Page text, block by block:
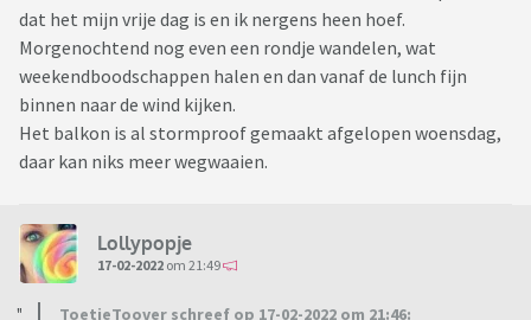
dat het mijn vrije dag is en ik nergens heen hoef.
Morgenochtend nog even een rondje wandelen, wat
weekendboodschappen halen en dan vanaf de lunch fijn
binnen naar de wind kijken.
Het balkon is al stormproof gemaakt afgelopen woensdag,
daar kan niks meer wegwaaien.
Lollypopje
17-02-2022 om 21:49
ToetieToover schreef op 17-02-2022 om 21:46: